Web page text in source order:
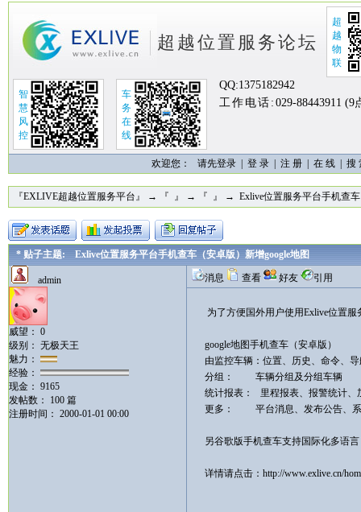
超越位置服务论坛
超
越
物
联
智
慧
风
控
车
务
在
线
QQ:1375182942
工作电话: 029-88443911 (9
欢迎您： 请先登录 | 登 录 注 册 在 线 搜
『EXLIVE超越位置服务平台』 → 『 』 → 『 』 → Exlive位置服务平台手机查
* 贴子主题: Exlive位置服务平台手机查车（安卓版）新增google地图
admin
威望： 0
级别： 无极天王
魅力：
经验：
现金： 9165
发帖数： 100 篇
注册时间： 2000-01-01 00:00
消息 查看 好友 引用
为了方便国外用户使用Exlive位置
google地图手机查车（安卓版）
由监控车辆：位置、历史、命令、
分组： 车辆分组及分组车辆
统计报表： 里程报表、报警统计、
更多： 平台消息、发布公告、系
另谷歌版手机查车支持国际化多语言
详情请点击： http://www.exlive.cn/